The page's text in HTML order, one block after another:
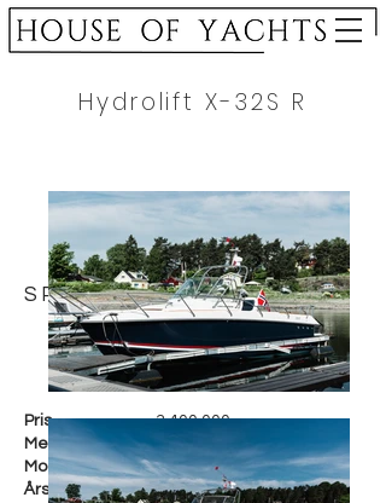
Hydrolift X-32S R
SPESIFIKASJON
Pris 3.400.000,-
Merke
Hydrolift
Modell
X-32S-R
Årsmodell
2021